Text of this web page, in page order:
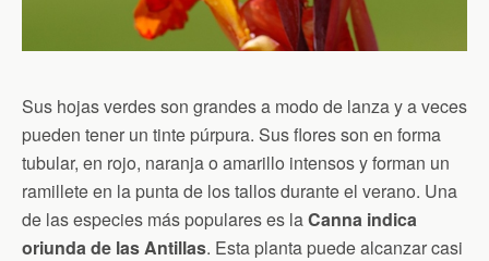
Sus hojas verdes son grandes a modo de lanza y a veces
pueden tener un tinte púrpura. Sus flores son en forma
tubular, en rojo, naranja o amarillo intensos y forman un
ramillete en la punta de los tallos durante el verano. Una
de las especies más populares es laCanna indica
oriunda de las Antillas. Esta planta puede alcanzar casi